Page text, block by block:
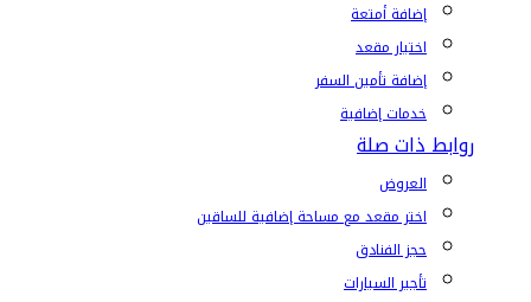
إضافة أمتعة
اختيار مقعد
إضافة تأمين السفر
خدمات إضافية
روابط ذات صلة
العروض
اختر مقعد مع مساحة إضافية للساقين
حجز الفنادق
تأجير السيارات